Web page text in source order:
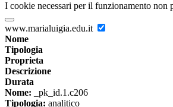
I cookie necessari per il funzionamento non
www.marialuigia.edu.it
Nome
Tipologia
Proprieta
Descrizione
Durata
Nome: _pk_id.1.c206
Tipologia: analitico